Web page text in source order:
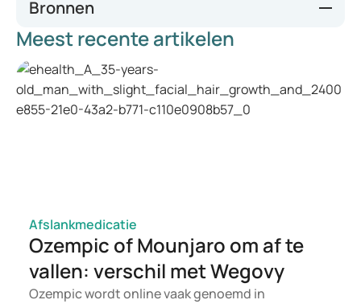
Bronnen
American Academy of Dermatology - Acne Scars
Mayo Clinic - Acne Scars: What's the Best Treatment?
Journal of Clinical and Aesthetic Dermatology - Acne
Scarring: A Review and Current Treatment Modalities
Meest recente artikelen
Afslankmedicatie
Ozempic of Mounjaro om af te
vallen: verschil met Wegovy
Ozempic wordt online vaak genoemd in